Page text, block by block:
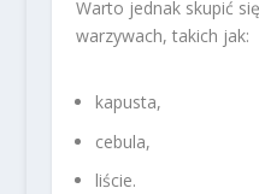
Warto jednak skupić
warzywach, takich jak:
kapusta,
cebula,
liście.